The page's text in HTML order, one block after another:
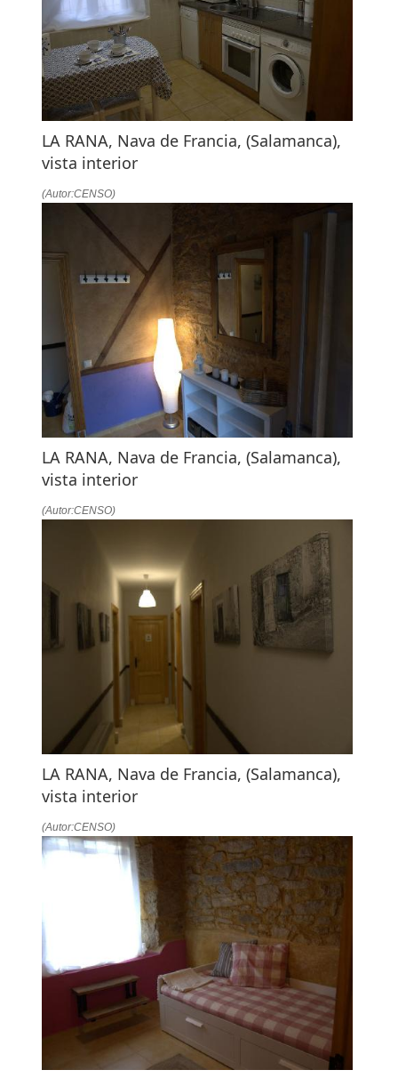
LA RANA, Nava de Francia, (Salamanca),
vista interior
(Autor:CENSO)
LA RANA, Nava de Francia, (Salamanca),
vista interior
(Autor:CENSO)
LA RANA, Nava de Francia, (Salamanca),
vista interior
(Autor:CENSO)